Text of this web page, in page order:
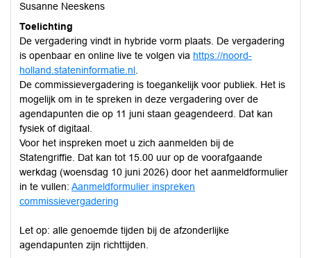
Susanne Neeskens
Toelichting
De vergadering vindt in hybride vorm plaats. De vergadering
is openbaar en online live te volgen via https://noord-
holland.stateninformatie.nl
De commissievergadering is toegankelijk voor publiek. Het is
mogelijk om in te spreken in deze vergadering over de
agendapunten die op 11 juni staan geagendeerd. Dat kan
fysiek of digitaal.
Voor het inspreken moet u zich aanmelden bij de
Statengriffie. Dat kan tot 15.00 uur op de voorafgaande
werkdag (woensdag 10 juni 2026) door het aanmeldformulier
in te vullen: Aanmeldformulier inspreken
commissievergadering
Let op: alle genoemde tijden bij de afzonderlijke
agendapunten zijn richttijden.